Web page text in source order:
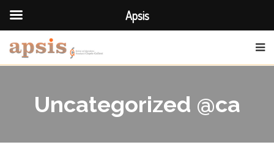
Uncategorized @ca
Apsis